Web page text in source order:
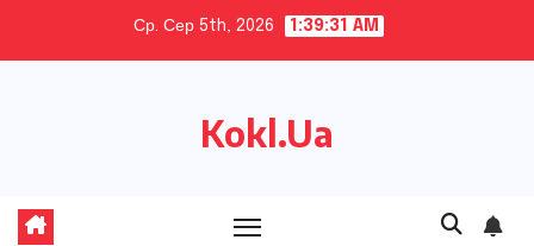
Ср. Сер 5th, 2026 1:39:32 AM
Kokl.Ua